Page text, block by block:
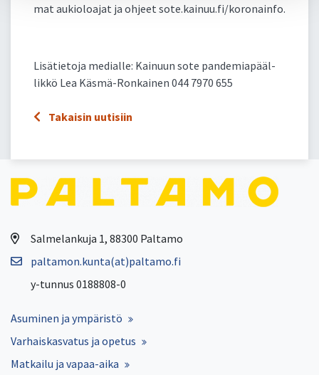
mat au­kio­loa­jat ja oh­jeet so­te.kai­nuu.fi/ko­ro­nain­fo.
Li­sä­tie­to­ja me­dial­le: Kai­nuun so­te pan­de­mia­pääl­
lik­kö Lea Käs­mä-Ron­kai­nen 044 7970 655
Takaisin uutisiin
Salmelankuja 1, 88300 Paltamo
paltamon.kunta(at)paltamo.fi
y-tunnus 0188808-0
Asuminen ja ympäristö
Varhaiskasvatus ja opetus
Matkailu ja vapaa-aika